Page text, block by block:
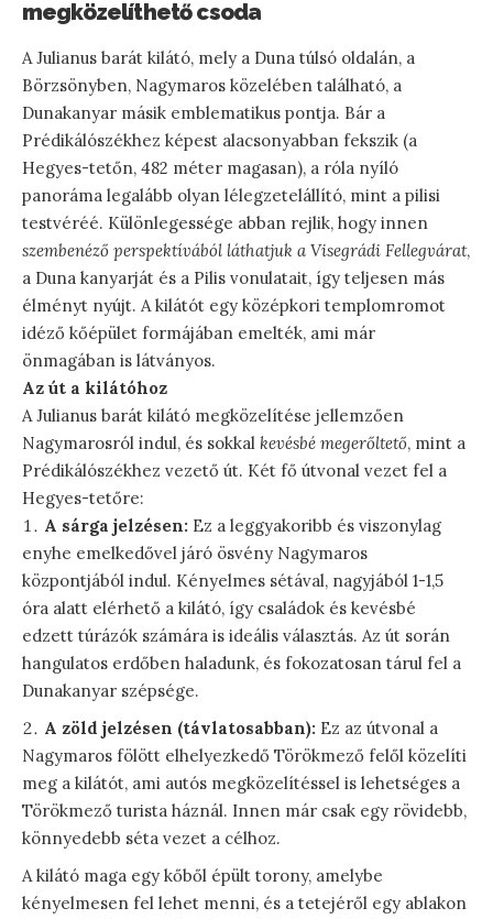
megközelíthető csoda
A Julianus barát kilátó, mely a Duna túlsó oldalán, a
Börzsönyben, Nagymaros közelében található, a
Dunakanyar másik emblematikus pontja. Bár a
Prédikálószékhez képest alacsonyabban fekszik (a
Hegyes-tetőn, 482 méter magasan), a róla nyíló
panoráma legalább olyan lélegzetelállító, mint a pilisi
testvéréé. Különlegessége abban rejlik, hogy innen
szembenéző perspektívából láthatjuk a Visegrádi Fellegvárat,
a Duna kanyarját és a Pilis vonulatait, így teljesen más
élményt nyújt. A kilátót egy középkori templomromot
idéző kőépület formájában emelték, ami már
önmagában is látványos.
Az út a kilátóhoz
A Julianus barát kilátó megközelítése jellemzően
Nagymarosról indul, és sokkal kevésbé megerőltető, mint a
Prédikálószékhez vezető út. Két fő útvonal vezet fel a
Hegyes-tetőre:
A sárga jelzésen: Ez a leggyakoribb és viszonylag
enyhe emelkedővel járó ösvény Nagymaros
központjából indul. Kényelmes sétával, nagyjából 1-1,5
óra alatt elérhető a kilátó, így családok és kevésbé
edzett túrázók számára is ideális választás. Az út során
hangulatos erdőben haladunk, és fokozatosan tárul fel a
Dunakanyar szépsége.
A zöld jelzésen (távlatosabban): Ez az útvonal a
Nagymaros fölött elhelyezkedő Törökmező felől közelíti
meg a kilátót, ami autós megközelítéssel is lehetséges a
Törökmező turista háznál. Innen már csak egy rövidebb,
könnyedebb séta vezet a célhoz.
A kilátó maga egy kőből épült torony, amelybe
kényelmesen fel lehet menni, és a tetejéről egy ablakon